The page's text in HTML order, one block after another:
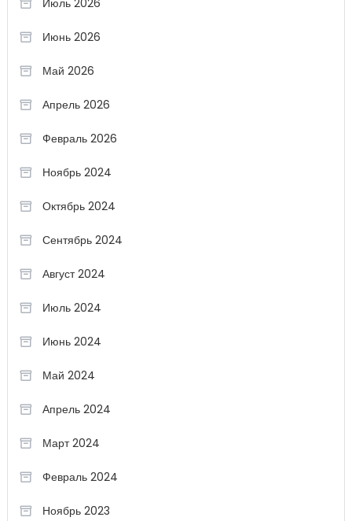
Июль 2026
Июнь 2026
Май 2026
Апрель 2026
Февраль 2026
Ноябрь 2024
Октябрь 2024
Сентябрь 2024
Август 2024
Июль 2024
Июнь 2024
Май 2024
Апрель 2024
Март 2024
Февраль 2024
Ноябрь 2023